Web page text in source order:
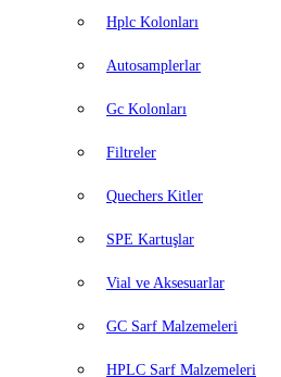
Hplc Kolonları
Autosamplerlar
Gc Kolonları
Filtreler
Quechers Kitler
SPE Kartuşlar
Vial ve Aksesuarlar
GC Sarf Malzemeleri
HPLC Sarf Malzemeleri